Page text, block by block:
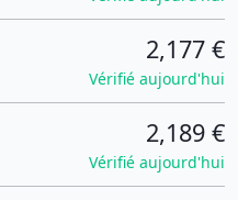
2,177 €
Vérifié aujourd'hui
2,189 €
Vérifié aujourd'hui